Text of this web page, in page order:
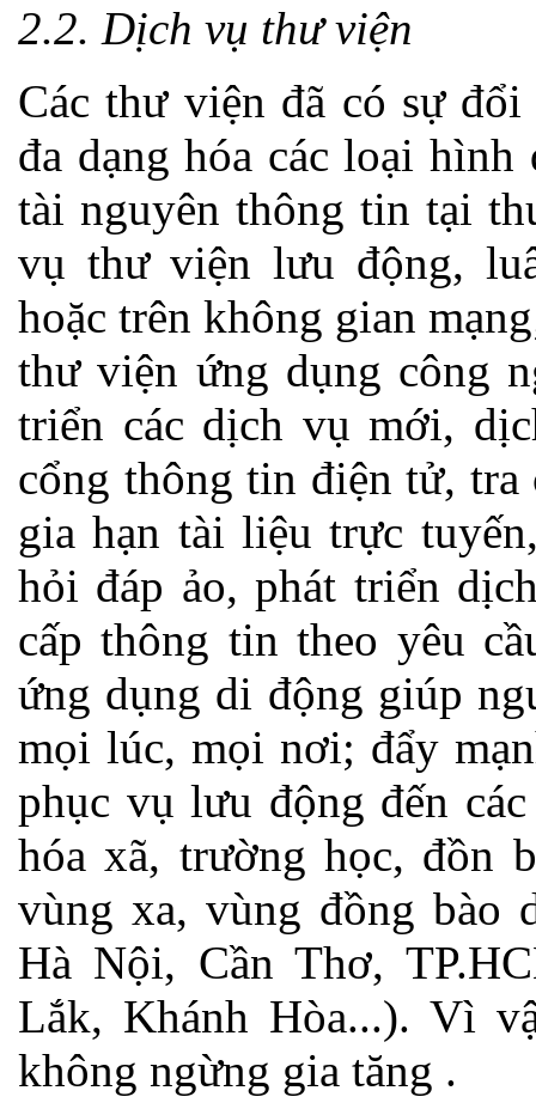
2.2. Dịch vụ thư viện
Các thư viện đã có sự
đa dạng hóa các loại
tài nguyên thông tin tại
vụ thư viện lưu động,
hoặc trên không gian
thư viện ứng dụng công
triển các dịch vụ mới,
cổng thông tin điện tử,
gia hạn tài liệu trực
hỏi đáp ảo, phát triển
cấp thông tin theo yêu
ứng dụng di động giúp
mọi lúc, mọi nơi; đẩy
phục vụ lưu động đến
hóa xã, trường học, đồn
vùng xa, vùng đồng bào
Hà Nội, Cần Thơ,
Lắk, Khánh Hòa...). Vì
không ngừng gia tăng .